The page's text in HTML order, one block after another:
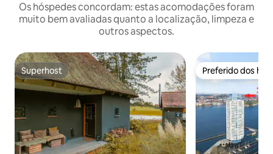
Os hóspedes concordam: estas acomodações foram
muito bem avaliadas quanto a localização, limpeza e
outros aspectos.
Superhost
Superhost Preferido dos
Preferido dos